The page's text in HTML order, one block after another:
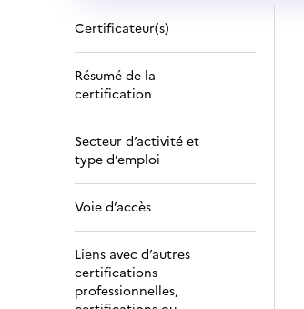
Certificateur(s)
Résumé de la
certification
Secteur d’activité et
type d’emploi
Voie d’accès
Liens avec d’autres
certifications
professionnelles,